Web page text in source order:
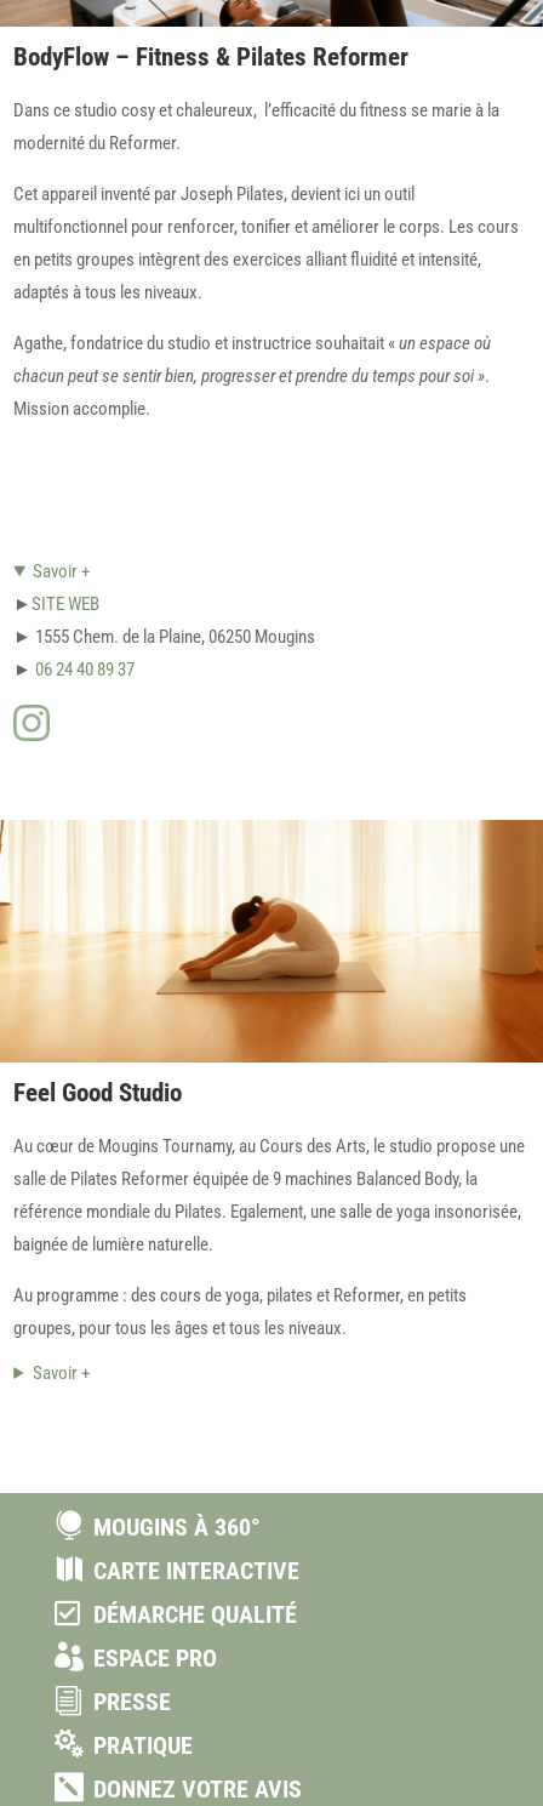
BodyFlow – Fitness & Pilates Reformer
Dans ce studio cosy et chaleureux, l’efficacité du fitness se marie à la
modernité du Reformer.
Cet appareil inventé par Joseph Pilates, devient ici un outil
multifonctionnel pour renforcer, tonifier et améliorer le corps. Les cours
en petits groupes intègrent des exercices alliant fluidité et intensité,
adaptés à tous les niveaux.
Agathe, fondatrice du studio et instructrice souhaitait «un espace où
chacun peut se sentir bien, progresser et prendre du temps pour soi ».
Mission accomplie.
Savoir +
►SITE WEB
► 1555 Chem. de la Plaine, 06250 Mougins
► 06 24 40 89 37
Feel Good Studio
Au cœur de Mougins Tournamy, au Cours des Arts, le studio propose une
salle de Pilates Reformer équipée de 9 machines Balanced Body, la
référence mondiale du Pilates. Egalement, une salle de yoga insonorisée,
baignée de lumière naturelle.
Au programme : des cours de yoga, pilates et Reformer, en petits
groupes, pour tous les âges et tous les niveaux.
Savoir +
 MOUGINS À 360°
 CARTE INTERACTIVE
 DÉMARCHE QUALITÉ
 ESPACE PRO
i PRESSE
 PRATIQUE
 DONNEZ VOTRE AVIS